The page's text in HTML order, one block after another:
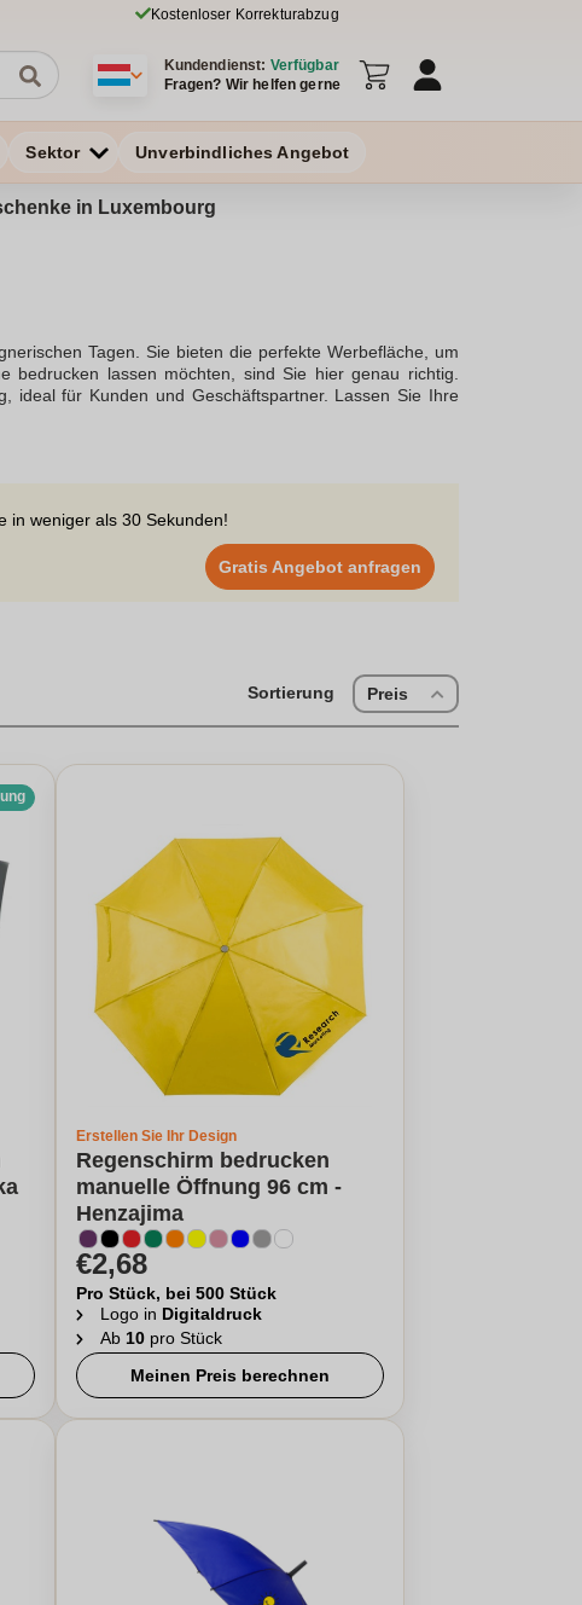
Kostenloser Korrekturabzug
Kundendienst: Verfügbar
Fragen? Wir helfen gerne
Sektor Unverbindliches Angebot
in Luxembourg
Tagen. Sie bieten die perfekte Werbefläche, um
bedrucken lassen möchten, sind Sie hier genau richtig.
ideal für Kunden und Geschäftspartner. Lassen Sie Ihre
ideal als Werbeartikel eignen. Ob Sie ein exklusives
einem klaren und dauerhaften Aufdruck zu versehen. Je
und Nylon wählen.Regenschirme mit Logo sind
Ihre Marke zu veredeln. Nutzen Sie diese effektiven
Eindruck zu hinterlassen. Mit unseren individuell
Sie nicht, auch Taschenschirme bedrucken zu lassen, um
Sie Ihr Engagement für Qualität und Stil mit unseren
in weniger als 30 Sekunden!
Gratis Angebot anfragen
Sortierung Preis
Erstellen Sie Ihr Design
Regenschirm bedrucken
manuelle Öffnung 96 cm -
Henzajima
€2,68
Pro Stück, bei 500 Stück
Logo in Digitaldruck
Ab 10pro Stück
Meinen Preis berechnen